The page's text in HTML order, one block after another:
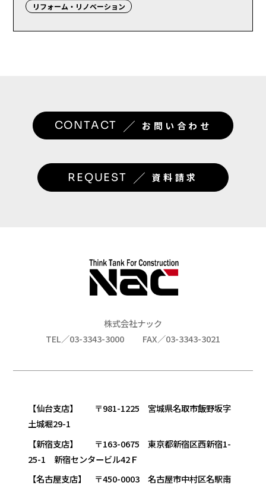
リフォーム・リノベーション
CONTACT ／ お問い合わせ
REQUEST ／ 資料請求
株式会社ナック
TEL／03-3343-3000
FAX／03-3343-3021
【仙台支店】 〒981-1225 宮城県名取市飯野坂字
土城堀29-1
【新宿支店】 〒163-0675 東京都新宿区西新宿1-
25-1 新宿センタービル42Ｆ
【名古屋支店】 〒450-0003 名古屋市中村区名駅南